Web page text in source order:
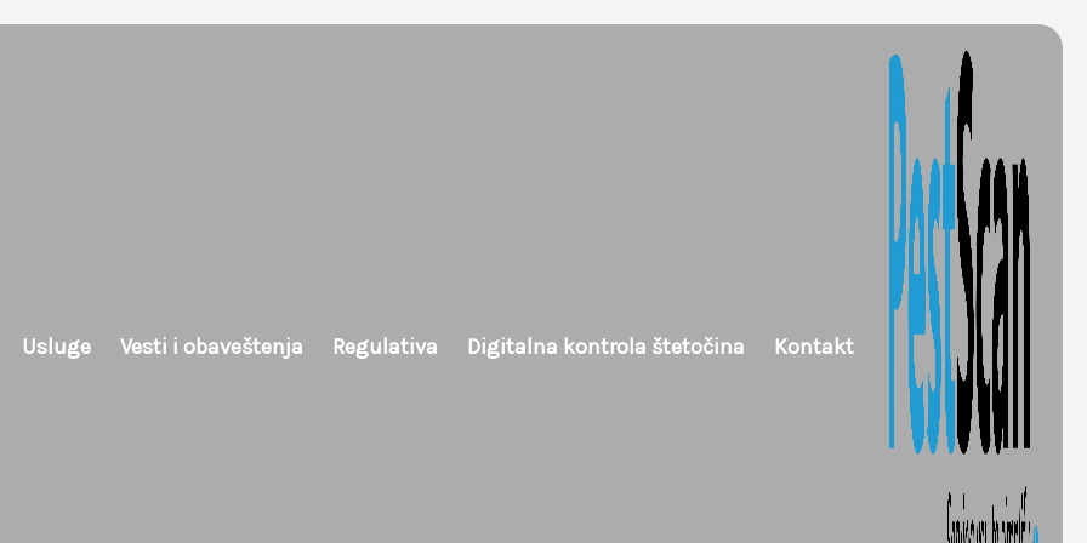
Usluge Vesti i obaveštenja Regulativa Digitalna kontrola štetočina Kontakt